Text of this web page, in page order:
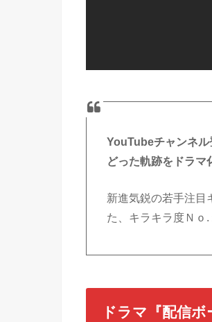
YouTubeチャンネ
どった軌跡をドラマ
新進気鋭の若手注目
た、キラキラ度Ｎｏ
ドラマ『配信